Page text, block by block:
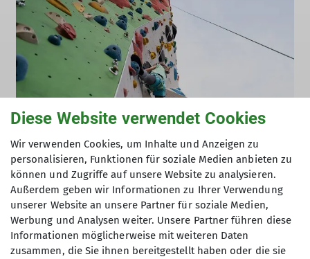
Diese Website verwendet Cookies
Wir verwenden Cookies, um Inhalte und Anzeigen zu
personalisieren, Funktionen für soziale Medien anbieten zu
können und Zugriffe auf unsere Website zu analysieren.
Außerdem geben wir Informationen zu Ihrer Verwendung
unserer Website an unsere Partner für soziale Medien,
Werbung und Analysen weiter. Unsere Partner führen diese
Informationen möglicherweise mit weiteren Daten
zusammen, die Sie ihnen bereitgestellt haben oder die sie